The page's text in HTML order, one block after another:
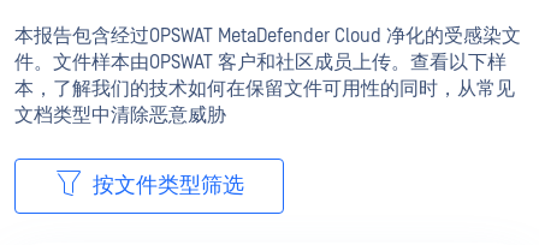
本报告包含经过OPSWAT MetaDefender Cloud 净化的受感染文
件。文件样本由OPSWAT 客户和社区成员上传。查看以下样
本，了解我们的技术如何在保留文件可用性的同时，从常见
文档类型中清除恶意威胁
按文件类型筛选